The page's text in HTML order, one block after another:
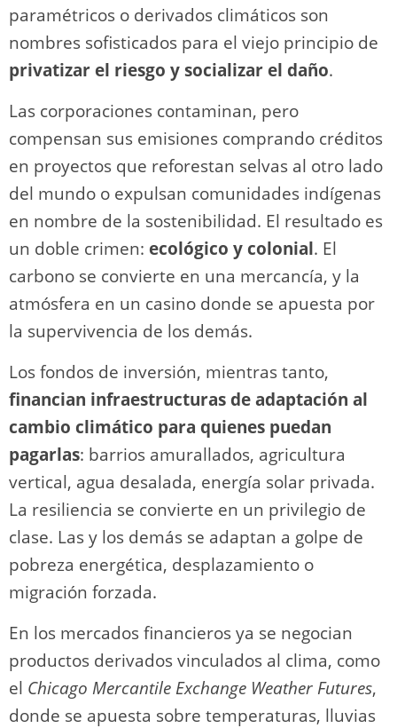
paramétricos o derivados climáticos son
nombres sofisticados para el viejo principio de
privatizar el riesgo y socializar el daño.
Las corporaciones contaminan, pero
compensan sus emisiones comprando créditos
en proyectos que reforestan selvas al otro lado
del mundo o expulsan comunidades indígenas
en nombre de la sostenibilidad. El resultado es
un doble crimen: ecológico y colonial. El
carbono se convierte en una mercancía, y la
atmósfera en un casino donde se apuesta por
la supervivencia de los demás.
Los fondos de inversión, mientras tanto,
financian infraestructuras de adaptación al
cambio climático para quienes puedan
pagarlas: barrios amurallados, agricultura
vertical, agua desalada, energía solar privada.
La resiliencia se convierte en un privilegio de
clase. Las y los demás se adaptan a golpe de
pobreza energética, desplazamiento o
migración forzada.
En los mercados financieros ya se negocian
productos derivados vinculados al clima, como
el Chicago Mercantile Exchange Weather Futures,
donde se apuesta sobre temperaturas, lluvias